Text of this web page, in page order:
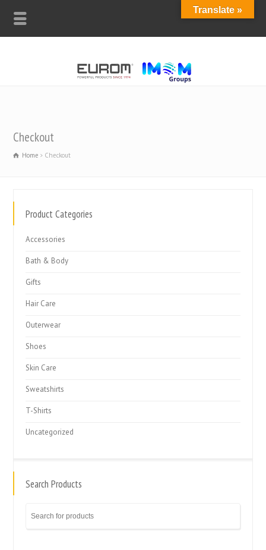
Checkout
Home Checkout
Product Categories
Accessories
Bath & Body
Gifts
Hair Care
Outerwear
Shoes
Skin Care
Sweatshirts
T-Shirts
Uncategorized
Search Products
Translate »